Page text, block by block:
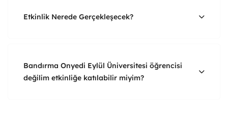
Etkinlik Nerede Gerçekleşecek?
Bandırma Onyedi Eylül Üniversitesi öğrencisi
değilim etkinliğe katılabilir miyim?